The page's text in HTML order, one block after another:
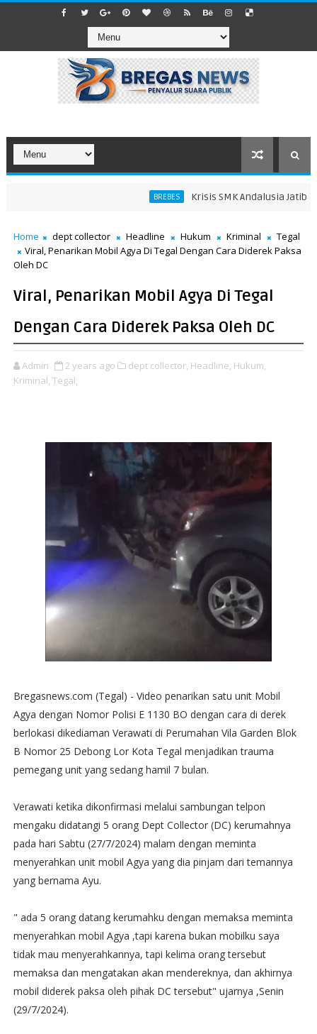
BREBES Krisis SMK Andalusia
Home dept collector Headline Hukum Kriminal
Tegal
Viral, Penarikan Mobil Agya Di Tegal Dengan Cara Diderek Paksa
Oleh DC
Viral, Penarikan Mobil Agya Di Tegal
Dengan Cara Diderek Paksa Oleh DC
Admin 2 years ago dept collector, Headline, Hukum,
Kriminal, Tegal,
Bregasnews.com (Tegal) - Video penarikan satu unit Mobil
Agya dengan Nomor Polisi E 1130 BO dengan cara di derek
berlokasi dikediaman Verawati di Perumahan Vila Garden Blok
B Nomor 25 Debong Lor Kota Tegal menjadikan trauma
pemegang unit yang sedang hamil 7 bulan.
Verawati ketika dikonfirmasi melalui sambungan telpon
mengaku didatangi 5 orang Dept Collector (DC) kerumahnya
pada hari Sabtu (27/7/2024) malam dengan meminta
menyerahkan unit mobil Agya yang dia pinjam dari temannya
yang bernama Ayu.
" ada 5 orang datang kerumahku dengan memaksa meminta
menyerahkan mobil Agya ,tapi karena bukan mobilku saya
tidak mau menyerahkannya, tapi kelima orang tersebut
memaksa dan mengatakan akan mendereknya, dan akhirnya
mobil diderek paksa oleh pihak DC tersebut" ujarnya ,Senin
(29/7/2024).